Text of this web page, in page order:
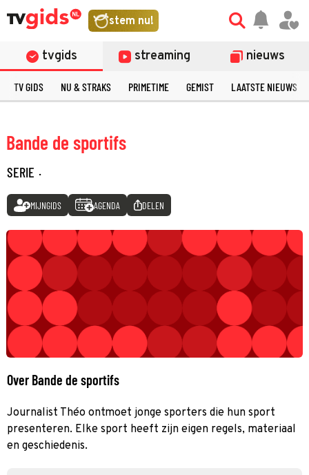
stem nu!
tvgids streaming nieuws
TV GIDS NU & STRAKS PRIMETIME GEMIST LAATSTE NIEUWS
Bande de sportifs
SERIE ·
MIJNGIDS AGENDA DELEN
Over Bande de sportifs
Journalist Théo ontmoet jonge sporters die hun sport
presenteren. Elke sport heeft zijn eigen regels, materiaal
en geschiedenis.